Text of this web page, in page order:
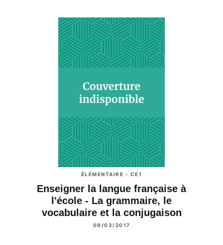
ÉLÉMENTAIRE - CE1
Enseigner la langue française à
l'école - La grammaire, le
vocabulaire et la conjugaison
09/03/2017